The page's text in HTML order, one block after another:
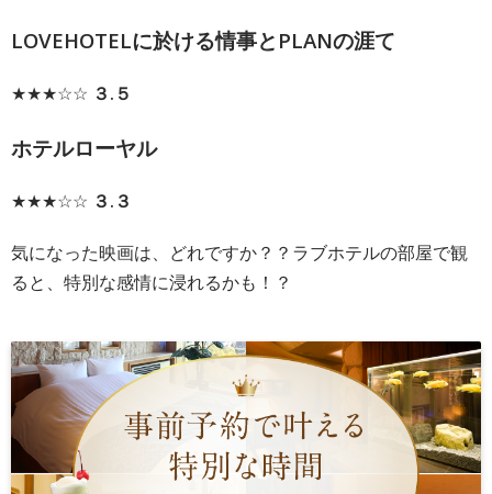
LOVEHOTELに於ける情事とPLANの涯て
★★★☆☆ ３.５
ホテルローヤル
★★★☆☆ ３.３
気になった映画は、どれですか？？ ラブホテルの部屋で観
ると、特別な感情に浸れるかも！？